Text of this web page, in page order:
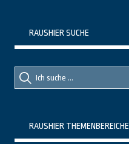
RAUSHIER SUCHE
Suche
nach::
Suche
nach:
RAUSHIER THEMENBEREICHE